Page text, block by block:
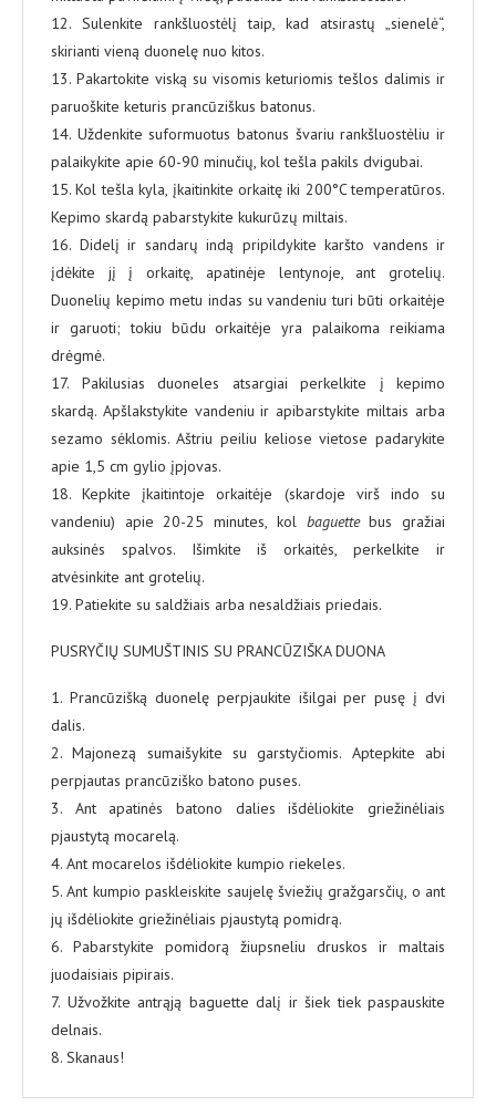
12. Sulenkite rankšluostėlį taip, kad atsirastų „sienelė“,
skirianti vieną duonelę nuo kitos.
13. Pakartokite viską su visomis keturiomis tešlos dalimis ir
paruoškite keturis prancūziškus batonus.
14. Uždenkite suformuotus batonus švariu rankšluostėliu ir
palaikykite apie 60-90 minučių, kol tešla pakils dvigubai.
15. Kol tešla kyla, įkaitinkite orkaitę iki 200°C temperatūros.
Kepimo skardą pabarstykite kukurūzų miltais.
16. Didelį ir sandarų indą pripildykite karšto vandens ir
įdėkite jį į orkaitę, apatinėje lentynoje, ant grotelių.
Duonelių kepimo metu indas su vandeniu turi būti orkaitėje
ir garuoti; tokiu būdu orkaitėje yra palaikoma reikiama
drėgmė.
17. Pakilusias duoneles atsargiai perkelkite į kepimo
skardą. Apšlakstykite vandeniu ir apibarstykite miltais arba
sezamo sėklomis. Aštriu peiliu keliose vietose padarykite
apie 1,5 cm gylio įpjovas.
18. Kepkite įkaitintoje orkaitėje (skardoje virš indo su
vandeniu) apie 20-25 minutes, kol baguettebus gražiai
auksinės spalvos. Išimkite iš orkaitės, perkelkite ir
atvėsinkite ant grotelių.
19. Patiekite su saldžiais arba nesaldžiais priedais.
PUSRYČIŲ SUMUŠTINIS SU PRANCŪZIŠKA DUONA
1. Prancūzišką duonelę perpjaukite išilgai per pusę į dvi
dalis.
2. Majonezą sumaišykite su garstyčiomis. Aptepkite abi
perpjautas prancūziško batono puses.
3. Ant apatinės batono dalies išdėliokite griežinėliais
pjaustytą mocarelą.
4. Ant mocarelos išdėliokite kumpio riekeles.
5. Ant kumpio paskleiskite saujelę šviežių gražgarsčių, o ant
jų išdėliokite griežinėliais pjaustytą pomidrą.
6. Pabarstykite pomidorą žiupsneliu druskos ir maltais
juodaisiais pipirais.
7. Užvožkite antrąją baguette dalį ir šiek tiek paspauskite
delnais.
8. Skanaus!